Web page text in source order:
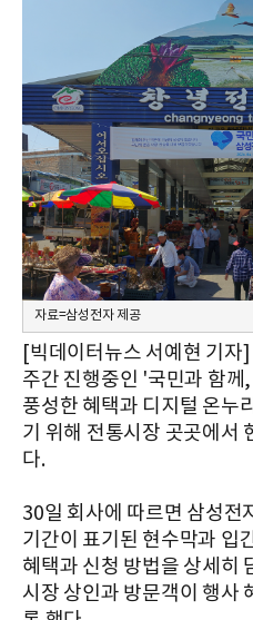
자료=삼성전자 제공
[빅데이터뉴스 서예현 기자
주간 진행중인 '국민과 함께
풍성한 혜택과 디지털 온누
기 위해 전통시장 곳곳에서
다.
30일 회사에 따르면 삼성전
기간이 표기된 현수막과 입
혜택과 신청 방법을 상세히
시장 상인과 방문객이 행사